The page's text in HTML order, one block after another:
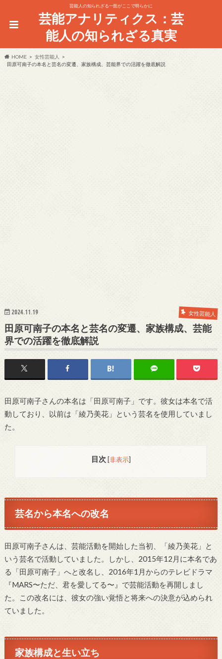
芸能人の知られざる一面がここで明らかに
芸能アナリティクス：芸
能人の知られざる真実
HOME
女性芸能人
田原可南子の本名と芸名の変遷、家族構成、芸能界での活躍を徹底解説
2024.11.19 女性芸能人
田原可南子の本名と芸名の変遷、家族構成、芸能
界での活躍を徹底解説
田原可南子さんの本名は「田原可南子」です。彼女は本名で活
動しており、以前は「綾乃美花」という芸名を使用していまし
た。
目次 [非表示]
芸名から本名への改名
田原可南子さんは、芸能活動を開始した当初、「綾乃美花」と
いう芸名で活動していました。しかし、2015年12月に本名であ
る「田原可南子」へと改名し、2016年1月からのテレビドラマ
『MARS〜ただ、君を愛してる〜』で芸能活動を再開しまし
た。この改名には、彼女の強い覚悟と将来への決意が込められ
ていました。
家族構成と生い立ち